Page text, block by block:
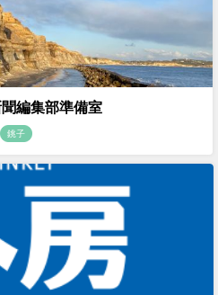
編集部準備室
銚子